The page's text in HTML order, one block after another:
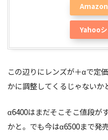
Amazon
Yahoo
この辺りにレンズが＋αで定
かに調整してくるじゃないか
α6400はまだそこそこ値段が
かと。でも今はα6500まで発